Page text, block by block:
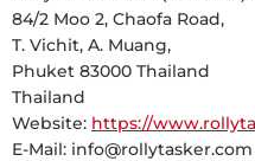
84/2 Moo 2, Chaofa Road,
T. Vichit, A. Muang,
Phuket 83000 Thailand
Thailand
Website: https://
E-Mail: info@rollytasker.com